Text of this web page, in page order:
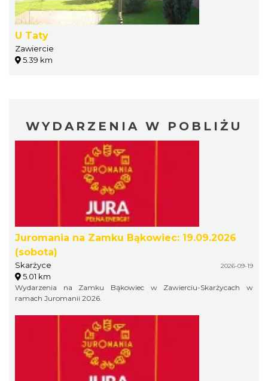
U Taty
Zawiercie
5.39 km
WYDARZENIA W POBLIŻU
Juromania na Zamku Bąkowiec: 19.09.2026
(sobota)
Skarżyce 2026-09-19
5.01 km
Wydarzenia na Zamku Bąkowiec w Zawierciu-Skarżycach w
ramach Juromanii 2026.